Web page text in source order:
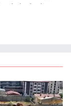
sahadan
üretimine
ve etik gazetecilik